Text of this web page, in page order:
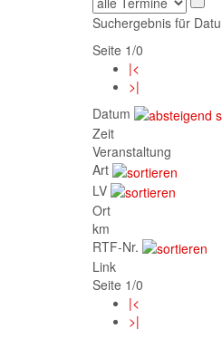
Suchergebnis für
Seite 1/0
|<
>|
Datum
Zeit
Veranstaltung
Art
LV
Ort
km
RTF-Nr.
Link
Seite 1/0
|<
>|